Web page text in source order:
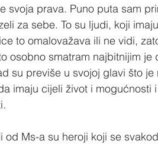
svoja prava. Puno puta sam
za sebe. To su ljudi, koji
to omalovažava ili ne vidi,
osobno smatram najbitnijim
su previše u svojoj glavi što
imaju cijeli život i mogućnosti
od Ms-a su heroji koji se